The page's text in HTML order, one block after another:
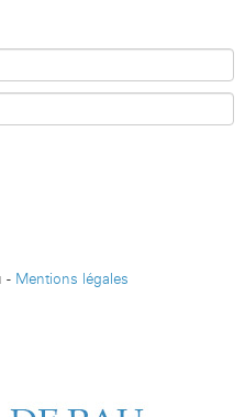
- Mentions légales